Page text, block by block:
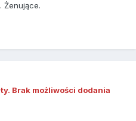
Żenujące.
Brak możliwości dodania